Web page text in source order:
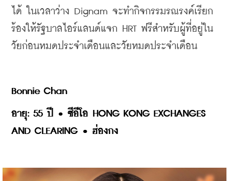
ได้ ในเวลาว่าง Dignam จะทำกิจกรรมรณรงค์เรียก
ร้องให้รัฐบาลไอร์แลนด์แจก HRT ฟรีสำหรับผู้ที่อยู่ใน
วัยก่อนหมดประจำเดือนและวัยหมดประจำเดือน
Bonnie Chan
อายุ: 55 ปี • ซีอีโอ HONG KONG EXCHANGES
AND CLEARING • ฮ่องกง